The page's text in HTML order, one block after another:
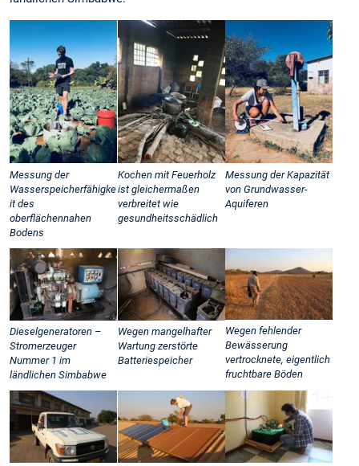
Messung der
Wasserspeicherfähigke
it des
oberflächennahen
Bodens
Kochen mit Feuerholz
ist gleichermaßen
verbreitet wie
gesundheitsschädlich
Messung der Kapazität
von Grundwasser-
Aquiferen
Dieselgeneratoren –
Stromerzeuger
Nummer 1 im
ländlichen Simbabwe
Wegen mangelhafter
Wartung zerstörte
Batteriespeicher
Wegen fehlender
Bewässerung
vertrocknete, eigentlich
fruchtbare Böden